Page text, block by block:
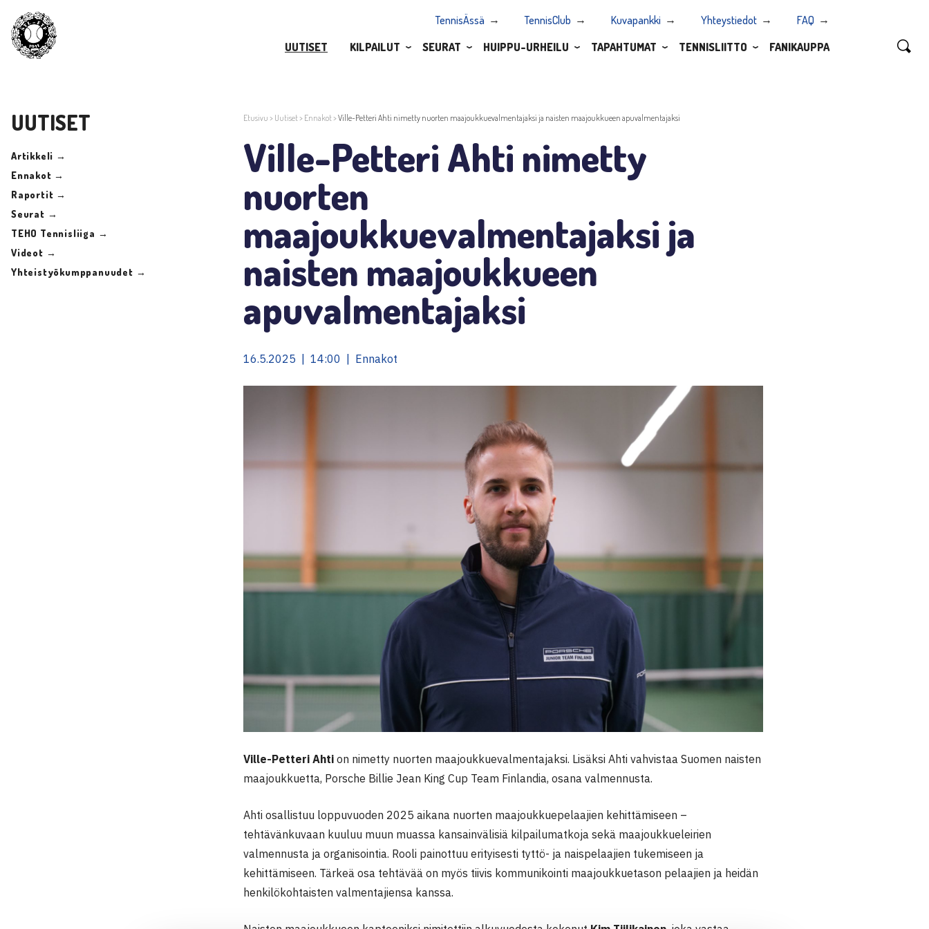
TennisÄssä TennisClub Kuvapankki Yhteystiedot
FAQ
UUTISET
KILPAILUT SEURAT HUIPPU-URHEILU TAPAHTUMAT TENNISLIITTO FANIKAUPPA
UUTISET
Artikkeli →
Ennakot →
Raportit →
Seurat →
TEHO Tennisliiga →
Videot →
Yhteistyökumppanuudet →
Etusivu > Uutiset> Ennakot>Ville-Petteri Ahti nimetty nuorten maajoukkuevalmentajaksi ja naisten maajoukkueen apuvalmentajaksi
Ville-Petteri Ahti nimetty
nuorten
maajoukkuevalmentajaksi ja
naisten maajoukkueen
apuvalmentajaksi
16.5.2025 | 14:00 | Ennakot
Ville-Petteri Ahti on nimetty nuorten maajoukkuevalmentajaksi. Lisäksi Ahti vahvistaa Suomen naisten
maajoukkuetta, Porsche Billie Jean King Cup Team Finlandia, osana valmennusta.
Ahti osallistuu loppuvuoden 2025 aikana nuorten maajoukkuepelaajien kehittämiseen –
tehtävänkuvaan kuuluu muun muassa kansainvälisiä kilpailumatkoja sekä maajoukkueleirien
valmennusta ja organisointia. Rooli painottuu erityisesti tyttö- ja naispelaajien tukemiseen ja
kehittämiseen. Tärkeä osa tehtävää on myös tiivis kommunikointi maajoukkuetason pelaajien ja heidän
henkilökohtaisten valmentajiensa kanssa.